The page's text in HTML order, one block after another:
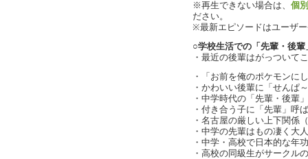
※再生できない場合は、 個
ださい。
※最新エピソードはユーザ
○学校生活での「先輩・後輩
・最近の後輩はがっついて
・「お前を俺のポケモンに
・かわいい後輩に「せんぱ
・中学時代の「先輩・後輩
・付き合う子に「先輩」呼
・名古屋の厳しい上下関係
・中学の先輩はもの凄く大
・中学・高校で日本的な年
・高校の同級生がサークル